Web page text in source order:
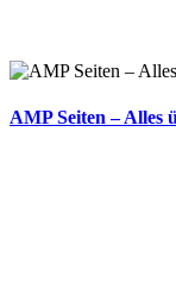
AMP Seiten – Alles